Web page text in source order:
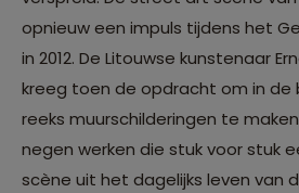
opnieuw een impuls tijdens het
in 2012. De Litouwse kunstenaar
kreeg toen de opdracht om in de
reeks muurschilderingen te
negen werken die stuk voor stuk
scène uit het dagelijks leven van